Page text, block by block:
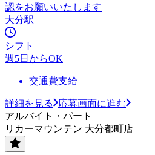
認をお願いいたします
大分駅
シフト
週5日からOK
交通費支給
詳細を見る
応募画面に進む
アルバイト・パート
リカーマウンテン 大分都町店